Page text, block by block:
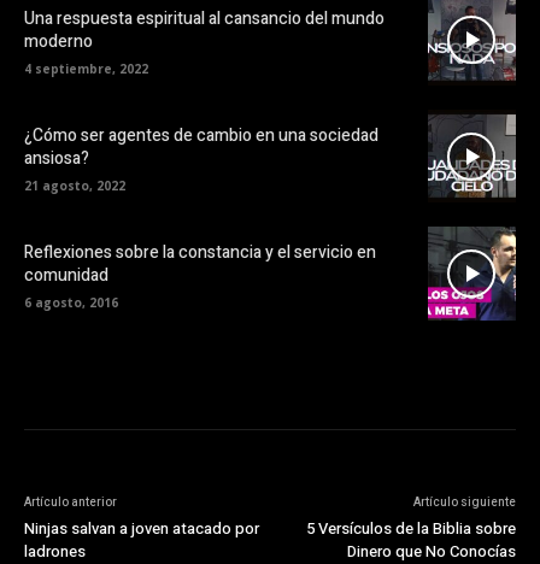
Una respuesta espiritual al cansancio del mundo
moderno
4 septiembre, 2022
¿Cómo ser agentes de cambio en una sociedad
ansiosa?
21 agosto, 2022
Reflexiones sobre la constancia y el servicio en
comunidad
6 agosto, 2016
Artículo anterior
Ninjas salvan a joven atacado por
ladrones
Artículo siguiente
5 Versículos de la Biblia sobre
Dinero que No Conocías